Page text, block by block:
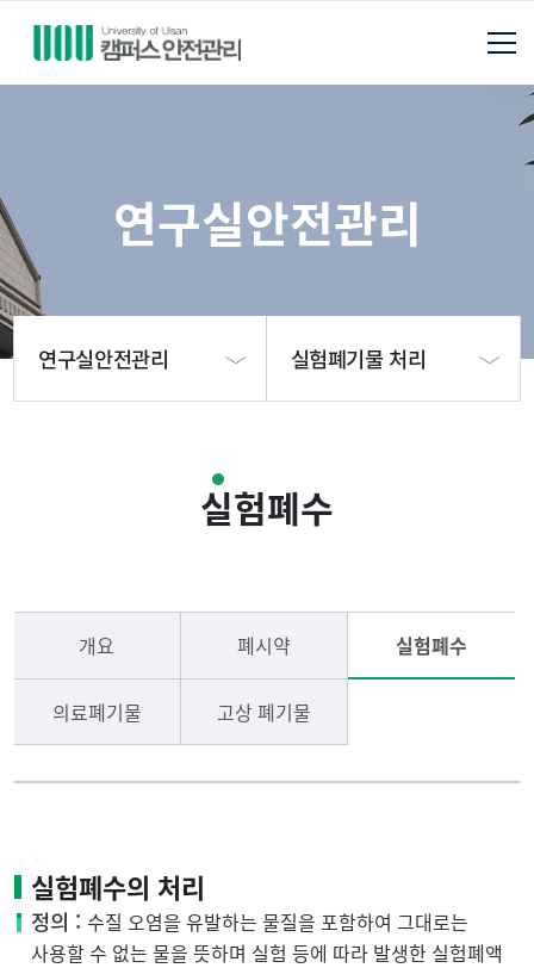
연구실안전관리
연구실안전관리
LMO안전관리
방사선안전관리
실험폐기물 처리
안전보건조치
실험폐기물 처리
공지사항
실험폐수
개요 폐시약 실험폐수
의료폐기물 고상 폐기물
실험폐수의 처리
정의 : 수질 오염을 유발하는 물질을 포함하여 그대로는
사용할 수 없는 물을 뜻하며 실험 등에 따라 발생한 실험폐액